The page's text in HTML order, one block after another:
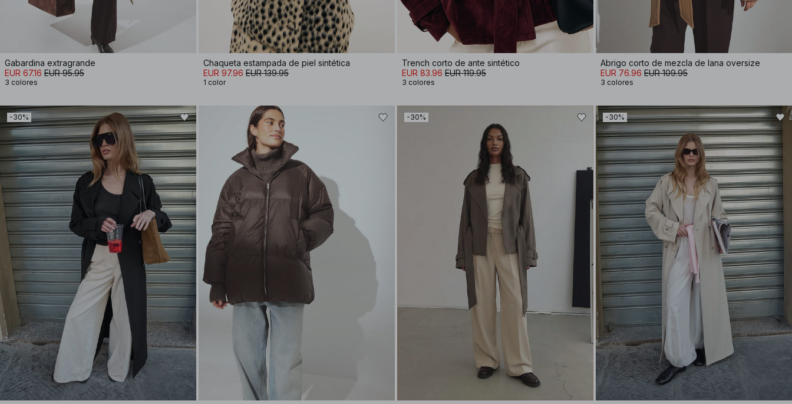
Gabardina extragrande
EUR 67.16 EUR 95.95
3 colores
Chaqueta estampada de piel sintética
EUR 97.96 EUR 139.95
1 color
Trench corto de ante sintético
EUR 83.96 EUR 119.95
3 colores
Abrigo corto de mezcla de lana oversize
EUR 76.96 EUR 109.95
3 colores
-30% -30% -30%